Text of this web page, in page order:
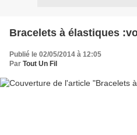
Bracelets à élastiques
Publié le 02/05/2014 à 12:05
Par Tout Un Fil